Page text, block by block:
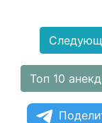
Топ 10